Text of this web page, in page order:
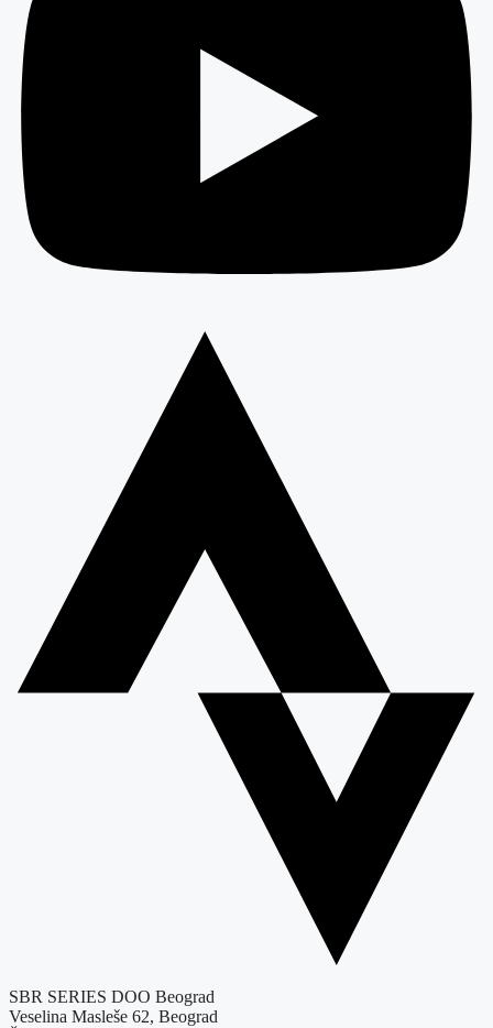
SBR SERIES DOO Beograd
Veselina Masleše 62, Beograd